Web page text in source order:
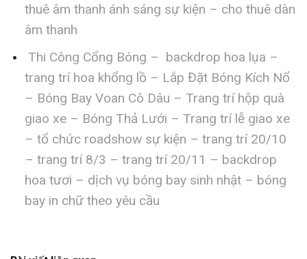
thuê âm thanh ánh sáng sự kiện – cho thuê dàn
âm thanh
Thi Công Cổng Bóng – backdrop hoa lụa –
trang trí hoa khổng lồ – Lắp Đặt Bóng Kích Nổ
– Bóng Bay Voan Cô Dâu – Trang trí hộp quà
giao xe – Bóng Thả Lưới – Trang trí lễ giao xe
– tổ chức roadshow sự kiện – trang trí 20/10
– trang trí 8/3 – trang trí 20/11 – backdrop
hoa tươi – dịch vụ bóng bay sinh nhật – bóng
bay in chữ theo yêu cầu